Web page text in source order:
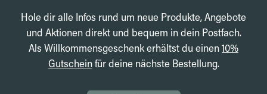
Hole dir alle Infos rund um neue Produkte, Angebote
und Aktionen direkt und bequem in dein Postfach.
Als Willkommensgeschenk erhältst du einen10%
Gutscheinfür deine nächste Bestellung.